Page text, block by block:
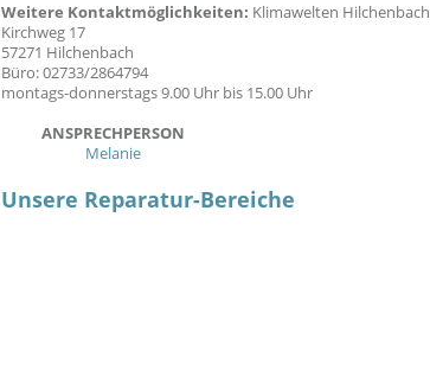
Weitere Kontaktmöglichkeiten: Klimawelten Hilchenbach
Kirchweg 17
57271 Hilchenbach
Büro: 02733/2864794
montags-donnerstags 9.00 Uhr bis 15.00 Uhr
ANSPRECHPERSON
Melanie
Unsere Reparatur-Bereiche